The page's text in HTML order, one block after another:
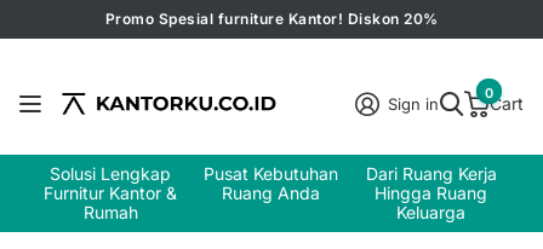
Promo Spesial furniture Kantor! Diskon 20%
Sign in Cart
0
Solusi Lengkap
Furnitur Kantor &
Rumah
Pusat Kebutuhan
Ruang Anda
Dari Ruang Kerja
Hingga Ruang
Keluarga